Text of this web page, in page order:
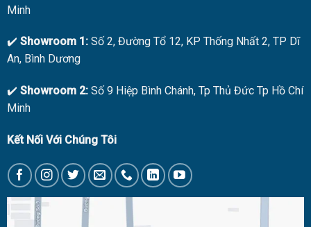
Minh
✔️ Showroom 1:Số 2, Đường Tổ 12, KP Thống Nhất 2, TP Dĩ
An, Bình Dương
✔️ Showroom 2:Số 9 Hiệp Bình Chánh, Tp Thủ Đức Tp Hồ Chí
Minh
Kết Nối Với Chúng Tôi